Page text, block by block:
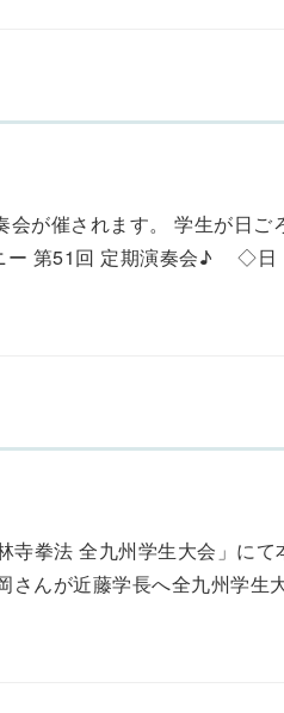
が催されます。 学生が日
ォニー 第51回 定期演
拳法 全九州学生大会」に
んが近藤学長へ全九州学生